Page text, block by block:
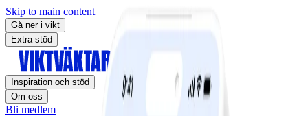
Skip to main content
Gå ner i vikt
Extra stöd
Inspiration och stöd
Om oss
Bli medlem